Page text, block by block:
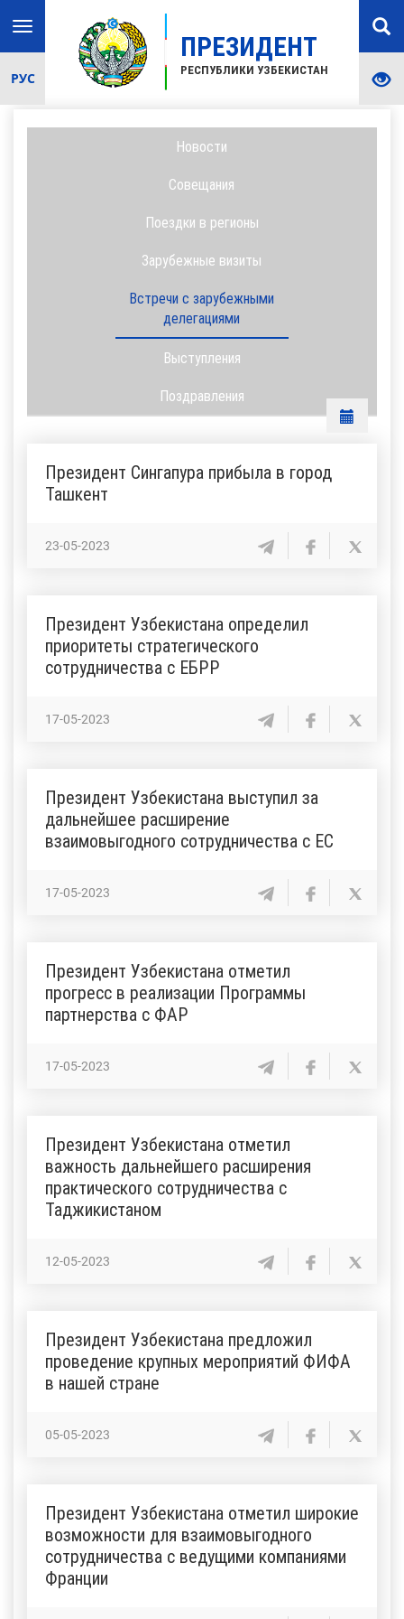
ПРЕЗИДЕНТ
РЕСПУБЛИКИ УЗБЕКИСТАН
Toggle
navigation
РУС
Новости
Совещания
Поездки в регионы
Зарубежные визиты
Встречи с зарубежными
делегациями
Выступления
Поздравления
Президент Сингапура прибыла в город
Ташкент
23-05-2023
Президент Узбекистана определил
приоритеты стратегического
сотрудничества с ЕБРР
17-05-2023
Президент Узбекистана выступил за
дальнейшее расширение
взаимовыгодного сотрудничества с ЕС
17-05-2023
Президент Узбекистана отметил
прогресс в реализации Программы
партнерства с ФАР
17-05-2023
Президент Узбекистана отметил
важность дальнейшего расширения
практического сотрудничества с
Таджикистаном
12-05-2023
Президент Узбекистана предложил
проведение крупных мероприятий ФИФА
в нашей стране
05-05-2023
Президент Узбекистана отметил широкие
возможности для взаимовыгодного
сотрудничества с ведущими компаниями
Франции